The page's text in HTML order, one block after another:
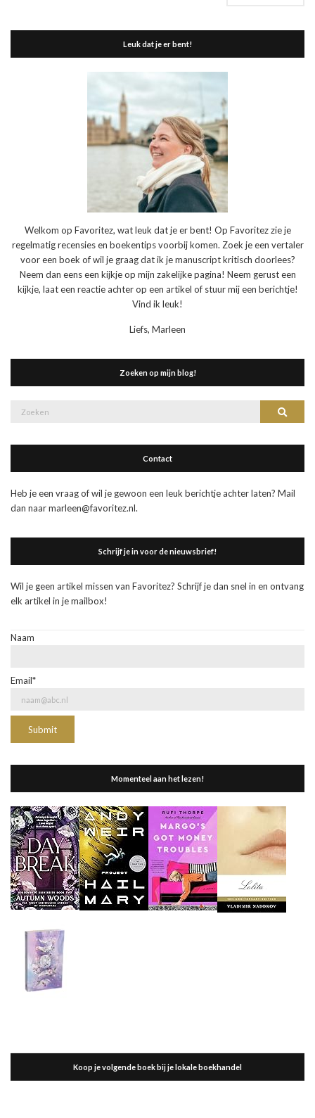
Leuk dat je er bent!
Welkom op Favoritez, wat leuk dat je er bent! Op Favoritez zie je
regelmatig recensies en boekentips voorbij komen. Zoek je een vertaler
voor een boek of wil je graag dat ik je manuscript kritisch doorlees?
Neem dan eens een kijkje op mijn zakelijke pagina! Neem gerust een
kijkje, laat een reactie achter op een artikel of stuur mij een berichtje!
Vind ik leuk!
Liefs, Marleen
Zoeken op mijn blog!
Contact
Heb je een vraag of wil je gewoon een leuk berichtje achter laten? Mail
dan naar marleen@favoritez.nl.
Schrijf je in voor de nieuwsbrief!
Wil je geen artikel missen van Favoritez? Schrijf je dan snel in en ontvang
elk artikel in je mailbox!
Naam
Email*
Momenteel aan het lezen!
Koop je volgende boek bij je lokale boekhandel